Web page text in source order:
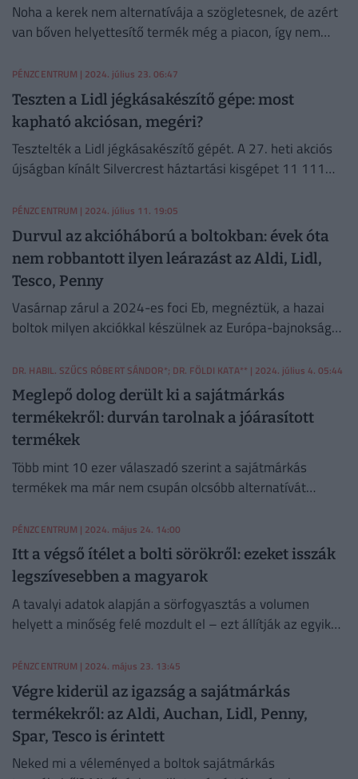
Noha a kerek nem alternatívája a szögletesnek, de azért
van bőven helyettesítő termék még a piacon, így nem
PÉNZCENTRUM | 2024. július 23. 06:47
Teszten a Lidl jégkásakészítő gépe: most
kapható akciósan, megéri?
Tesztelték a Lidl jégkásakészítő gépét. A 27. heti akciós
újságban kínált Silvercrest háztartási kisgépet 11 111
PÉNZCENTRUM | 2024. július 11. 19:05
Durvul az akcióháború a boltokban: évek óta
nem robbantott ilyen leárazást az Aldi, Lidl,
Tesco, Penny
Vasárnap zárul a 2024-es foci Eb, megnéztük, a hazai
boltok milyen akciókkal készülnek az Európa-bajnokság
DR. HABIL. SZŰCS RÓBERT SÁNDOR*; DR. FÖLDI KATA** | 2024. július 4. 05:44
Meglepő dolog derült ki a sajátmárkás
termékekről: durván tarolnak a jóárasított
termékek
Több mint 10 ezer válaszadó szerint a sajátmárkás
termékek ma már nem csupán olcsóbb alternatívát
minőségi választást is.
PÉNZCENTRUM | 2024. május 24. 14:00
Itt a végső ítélet a bolti sörökről: ezeket isszák
legszívesebben a magyarok
A tavalyi adatok alapján a sörfogyasztás a volumen
helyett a minőség felé mozdult el – ezt állítják az egyik
PÉNZCENTRUM | 2024. május 23. 13:45
Végre kiderül az igazság a sajátmárkás
termékekről: az Aldi, Auchan, Lidl, Penny,
Spar, Tesco is érintett
Neked mi a véleményed a boltok sajátmárkás